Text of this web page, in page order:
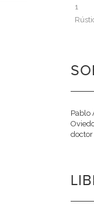
1
Pablo
doctor